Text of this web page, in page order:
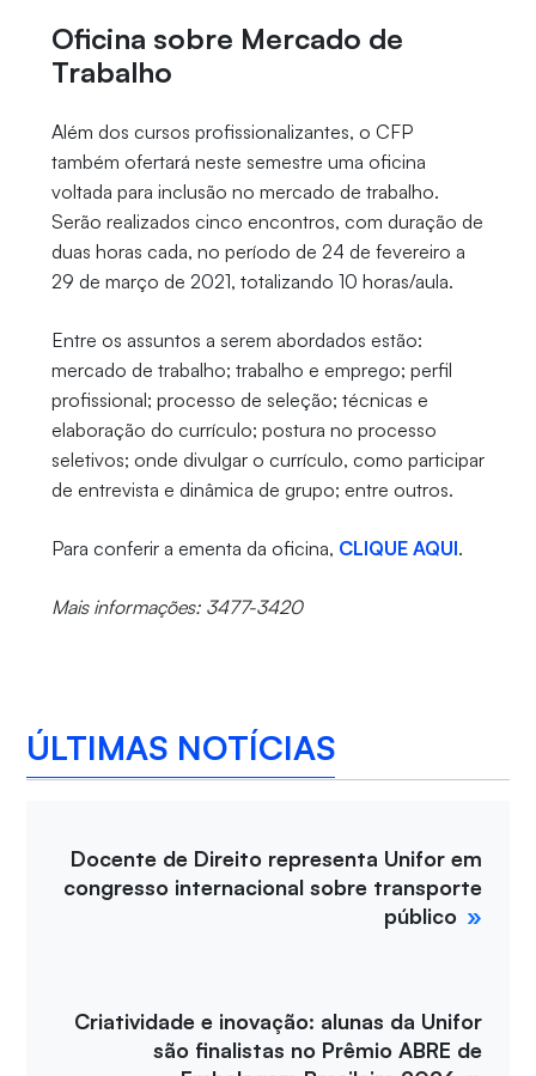
Oficina sobre Mercado de
Trabalho
Além dos cursos profissionalizantes, o CFP
também ofertará neste semestre uma oficina
voltada para inclusão no mercado de trabalho.
Serão realizados cinco encontros, com duração de
duas horas cada, no período de 24 de fevereiro a
29 de março de 2021, totalizando 10 horas/aula.
Entre os assuntos a serem abordados estão:
mercado de trabalho; trabalho e emprego; perfil
profissional; processo de seleção; técnicas e
elaboração do currículo; postura no processo
seletivos; onde divulgar o currículo, como participar
de entrevista e dinâmica de grupo; entre outros.
Para conferir a ementa da oficina, CLIQUE AQUI.
Mais informações: 3477-3420
ÚLTIMAS NOTÍCIAS
Docente de Direito representa Unifor em
congresso internacional sobre transporte
público
Criatividade e inovação: alunas da Unifor
são finalistas no Prêmio ABRE de